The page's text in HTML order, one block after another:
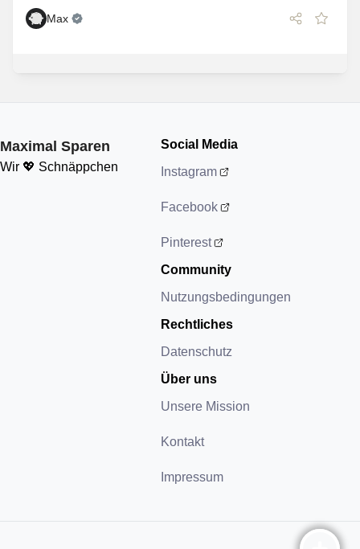
Max
Maximal Sparen
Wir 💖 Schnäppchen
Social Media
Instagram
Facebook
Pinterest
Community
Nutzungsbedingungen
Rechtliches
Datenschutz
Über uns
Unsere Mission
Kontakt
Impressum